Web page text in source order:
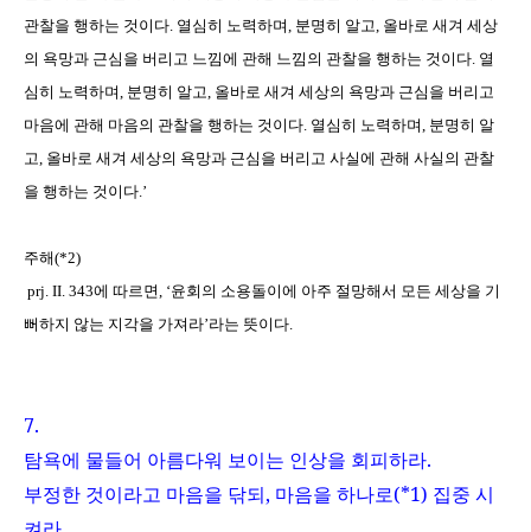
관찰을 행하는 것이다. 열심히 노력하며, 분명히 알고, 올바로 새겨 세상
의 욕망과 근심을 버리고 느낌에 관해 느낌의 관찰을 행하는 것이다. 열
심히 노력하며, 분명히 알고, 올바로 새겨 세상의 욕망과 근심을 버리고
마음에 관해 마음의 관찰을 행하는 것이다. 열심히 노력하며, 분명히 알
고, 올바로 새겨 세상의 욕망과 근심을 버리고 사실에 관해 사실의 관찰
을 행하는 것이다.’
주해(*2)
prj. II. 343에 따르면, ‘윤회의 소용돌이에 아주 절망해서 모든 세상을 기
뻐하지 않는 지각을 가져라’라는 뜻이다.
7.
탐욕에 물들어 아름다워 보이는 인상을 회피하라.
부정한 것이라고 마음을 닦되, 마음을 하나로(*1) 집중 시